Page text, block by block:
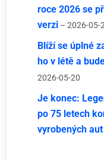
roce 2026 se
verzi – 2026-05-
Blíží se úplné
ho v létě a
2026-05-20
Je konec:
po 75 letech
vyrobených aut